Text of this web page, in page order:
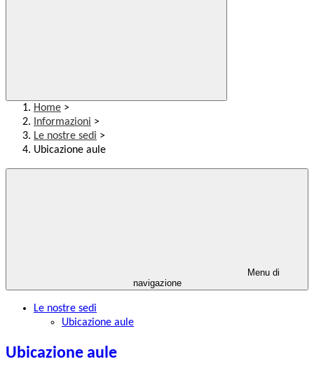
Home >
Informazioni >
Le nostre sedi >
Ubicazione aule
Menu di
navigazione
Le nostre sedi
Ubicazione aule
Ubicazione aule